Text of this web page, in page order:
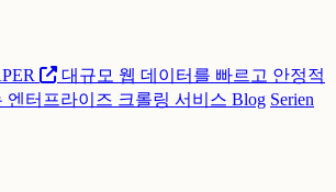
대규모 웹 데이터를 빠르고 안정적
엔터프라이즈 크롤링 서비스 Blog Serien